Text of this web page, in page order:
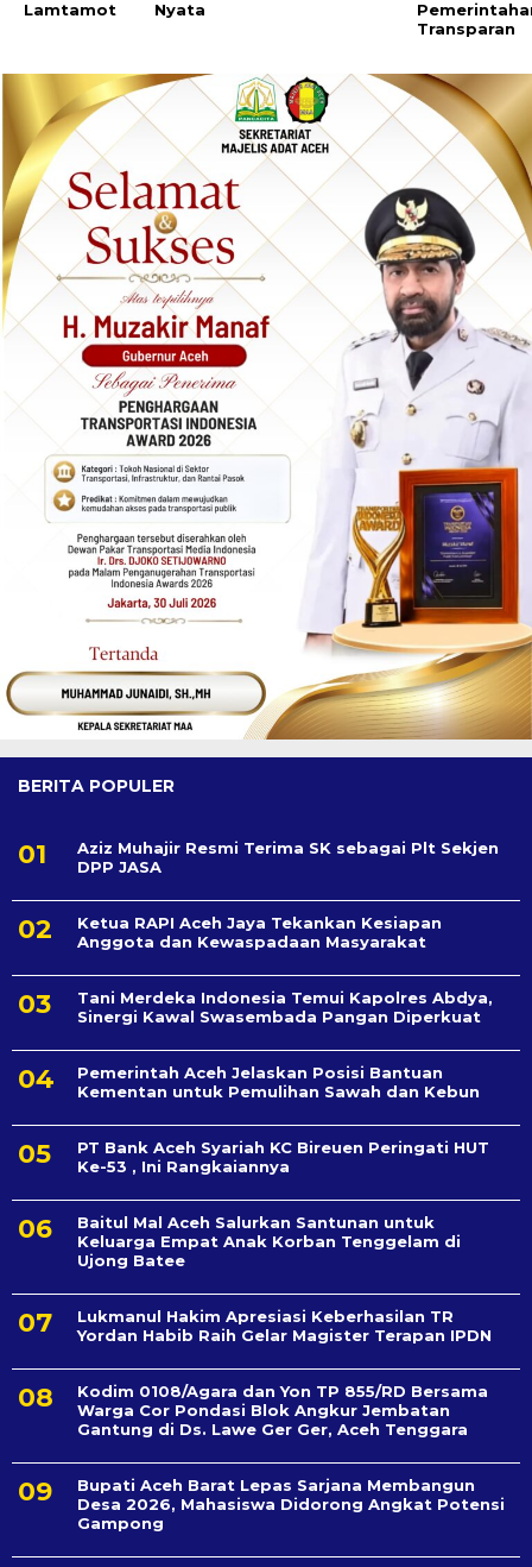
Lamtamot Nyata
Transparan
BERITA POPULER
Aziz Muhajir Resmi Terima SK sebagai Plt Sekjen
DPP JASA
Ketua RAPI Aceh Jaya Tekankan Kesiapan
Anggota dan Kewaspadaan Masyarakat
Tani Merdeka Indonesia Temui Kapolres Abdya,
Sinergi Kawal Swasembada Pangan Diperkuat
Pemerintah Aceh Jelaskan Posisi Bantuan
Kementan untuk Pemulihan Sawah dan Kebun
PT Bank Aceh Syariah KC Bireuen Peringati HUT
Ke-53 , Ini Rangkaiannya
Baitul Mal Aceh Salurkan Santunan untuk
Keluarga Empat Anak Korban Tenggelam di
Ujong Batee
Lukmanul Hakim Apresiasi Keberhasilan TR
Yordan Habib Raih Gelar Magister Terapan IPDN
Kodim 0108/Agara dan Yon TP 855/RD Bersama
Warga Cor Pondasi Blok Angkur Jembatan
Gantung di Ds. Lawe Ger Ger, Aceh Tenggara
Bupati Aceh Barat Lepas Sarjana Membangun
Desa 2026, Mahasiswa Didorong Angkat Potensi
Gampong